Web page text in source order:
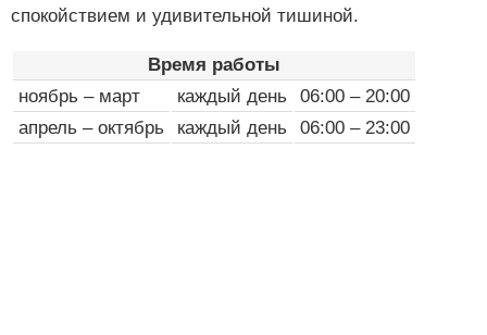
спокойствием и удивительной тишиной.
Время работы
ноябрь – март
каждый день
06:00 – 20:00
апрель – октябрь
каждый день 06:00 – 23:00